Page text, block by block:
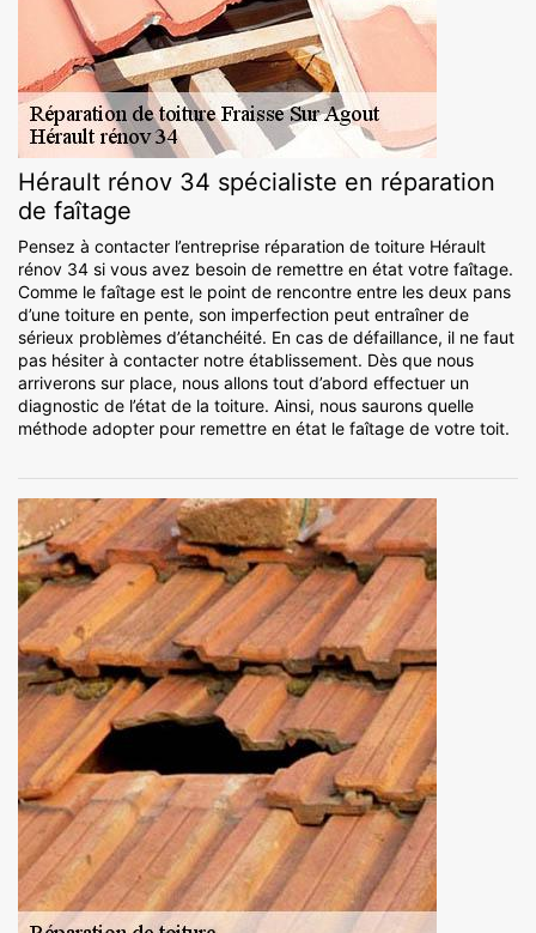
Hérault rénov 34 spécialiste en réparation
de faîtage
Pensez à contacter l’entreprise réparation de toiture Hérault
rénov 34 si vous avez besoin de remettre en état votre faîtage.
Comme le faîtage est le point de rencontre entre les deux pans
d’une toiture en pente, son imperfection peut entraîner de
sérieux problèmes d’étanchéité. En cas de défaillance, il ne faut
pas hésiter à contacter notre établissement. Dès que nous
arriverons sur place, nous allons tout d’abord effectuer un
diagnostic de l’état de la toiture. Ainsi, nous saurons quelle
méthode adopter pour remettre en état le faîtage de votre toit.